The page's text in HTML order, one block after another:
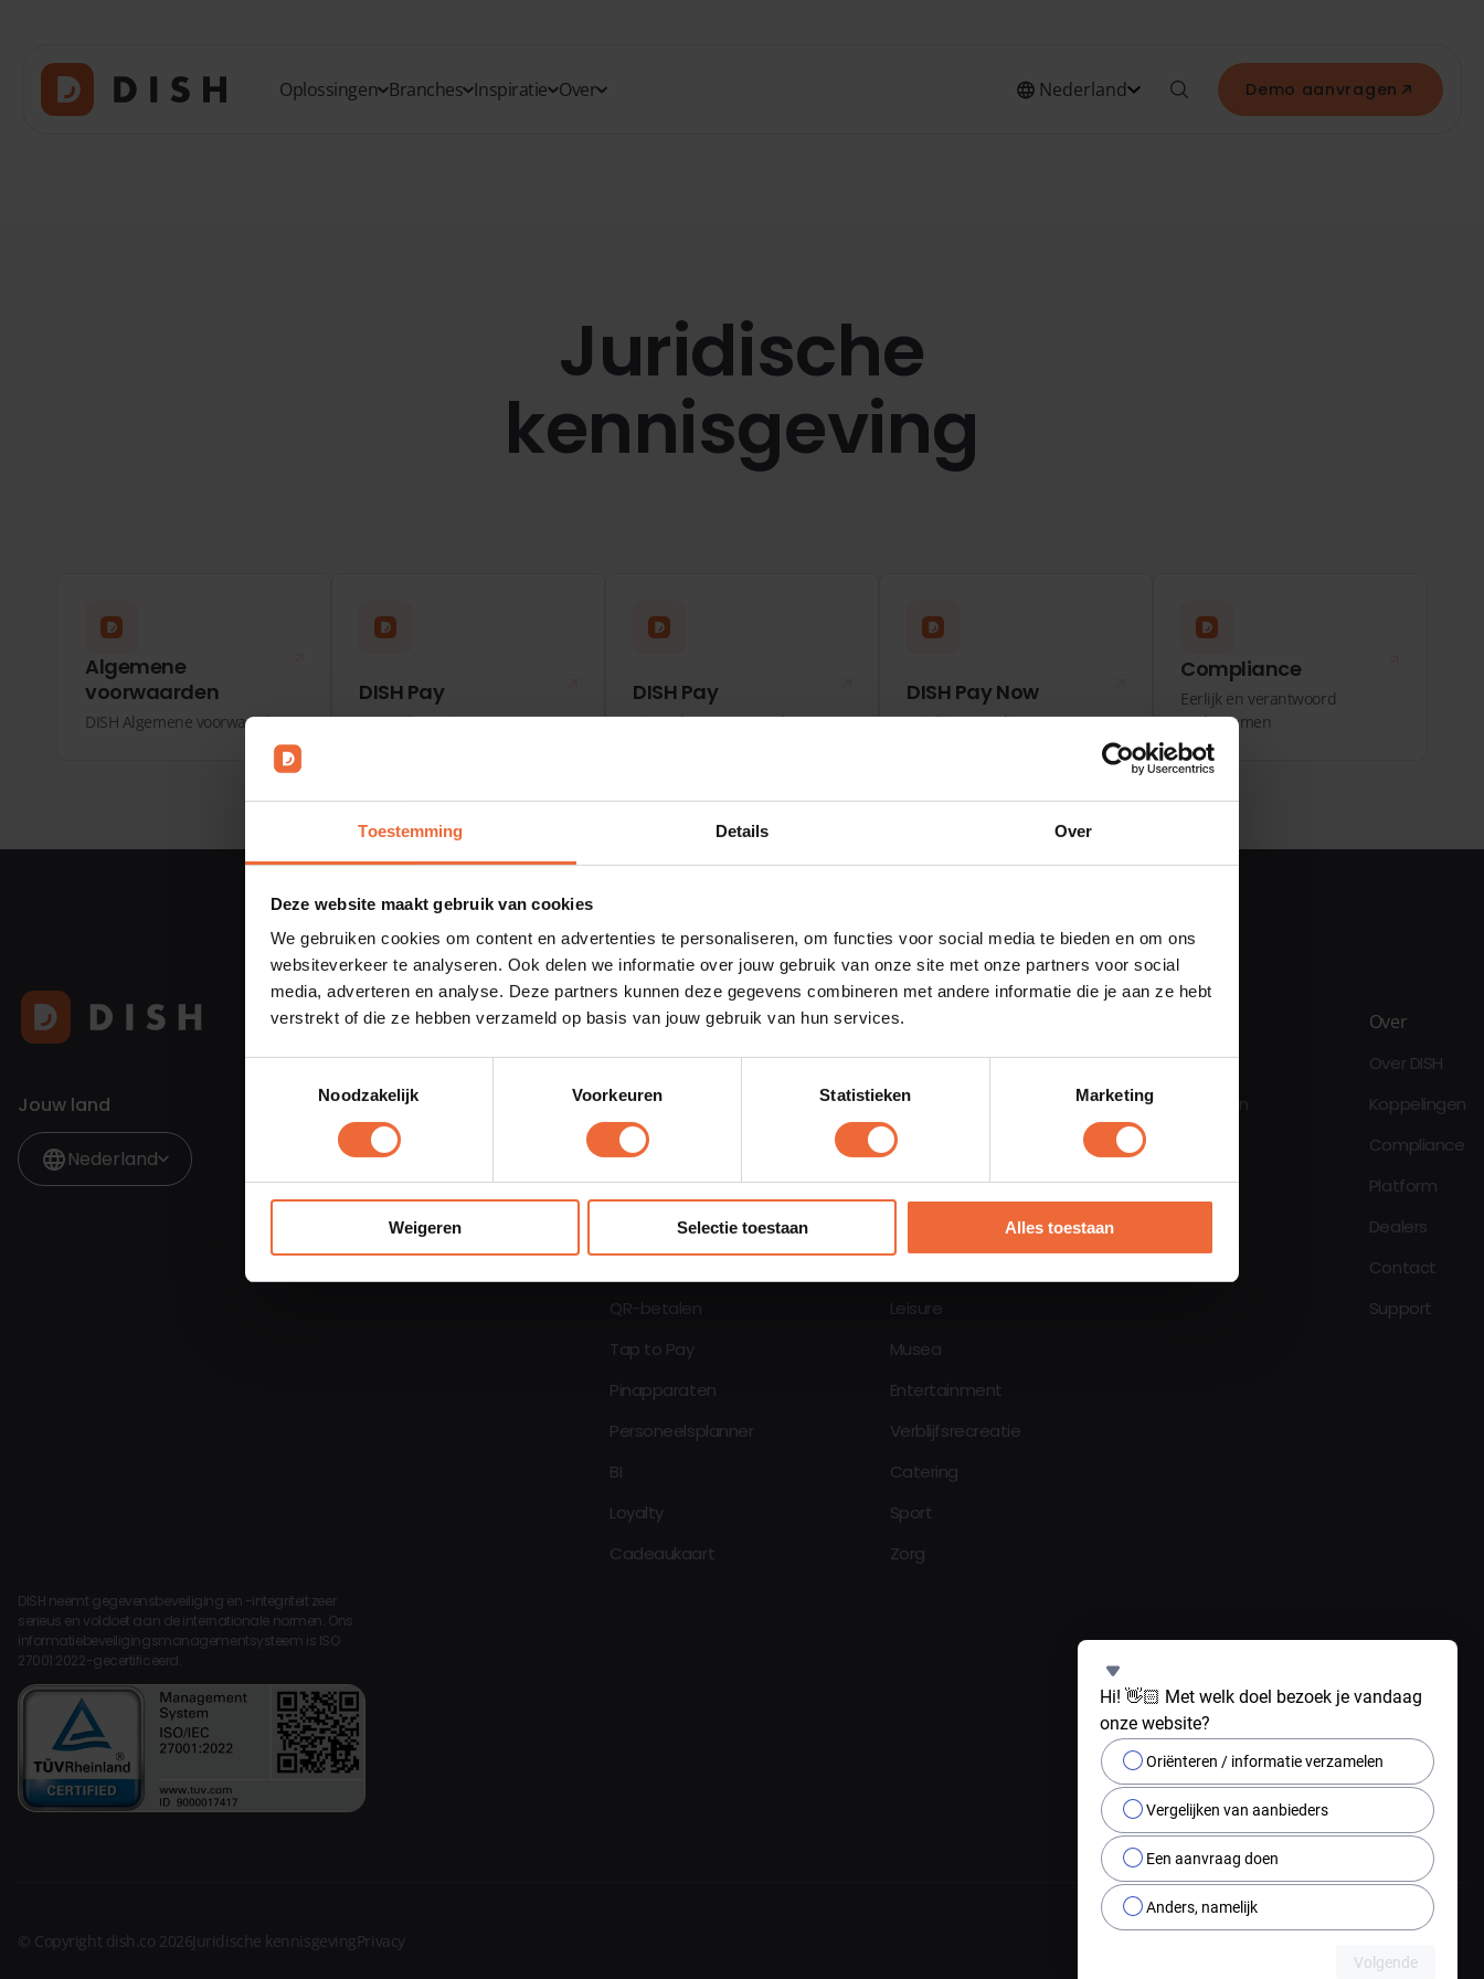
Toestemming Details Over
Deze website maakt gebruik van cookies
We gebruiken cookies om content en advertenties te personaliseren, om functies voor social media te bieden en om ons
websiteverkeer te analyseren. Ook delen we informatie over jouw gebruik van onze site met onze partners voor social
media, adverteren en analyse. Deze partners kunnen deze gegevens combineren met andere informatie die je aan ze hebt
verstrekt of die ze hebben verzameld op basis van jouw gebruik van hun services.
Noodzakelijk
Voorkeuren Statistieken Marketing
Weigeren Selectie toestaan Alles toestaan
Oplossingen Branches Inspiratie Over Nederland Demo aanvragen
Juridische
kennisgeving
Algemene
voorwaarden
DISH Algemene voorwaarden
DISH Pay
Payment Service Partners
DISH Pay
Bijzondere voorwaarden
DISH Pay Now
Prijslijst voor diensten
Compliance
Eerlijk en verantwoord
ondernemen
Jouw land
Nederland
Oplossingen
Kassasysteem
QR-bestellen
Bestelzuil
Bestelsite
Selfservice kassa
QR-betalen
Tap to Pay
Pinapparaten
Personeelsplanner
BI
Loyalty
Cadeaukaart
Branches
Horeca
Restaurant
Hotel
Fastservice
Strandpaviljoen
Leisure
Musea
Entertainment
Verblijfsrecreatie
Catering
Sport
Zorg
Blogs
Klantverhalen
Over
Over DISH
Koppelingen
Compliance
Platform
Dealers
Contact
Support
DISH neemt gegevensbeveiliging en -integriteit zeer
serieus en voldoet aan de internationale normen. Ons
informatiebeveiligingsmanagementsysteem is ISO
27001:2022-gecertificeerd.
© Copyright dish.co 2026 Juridische kennisgeving Privacy
Hi! 👋🏻 Met welk doel bezoek je vandaag
onze website?
Oriënteren / informatie verzamelen
Vergelijken van aanbieders
Een aanvraag doen
Anders, namelijk
Volgende